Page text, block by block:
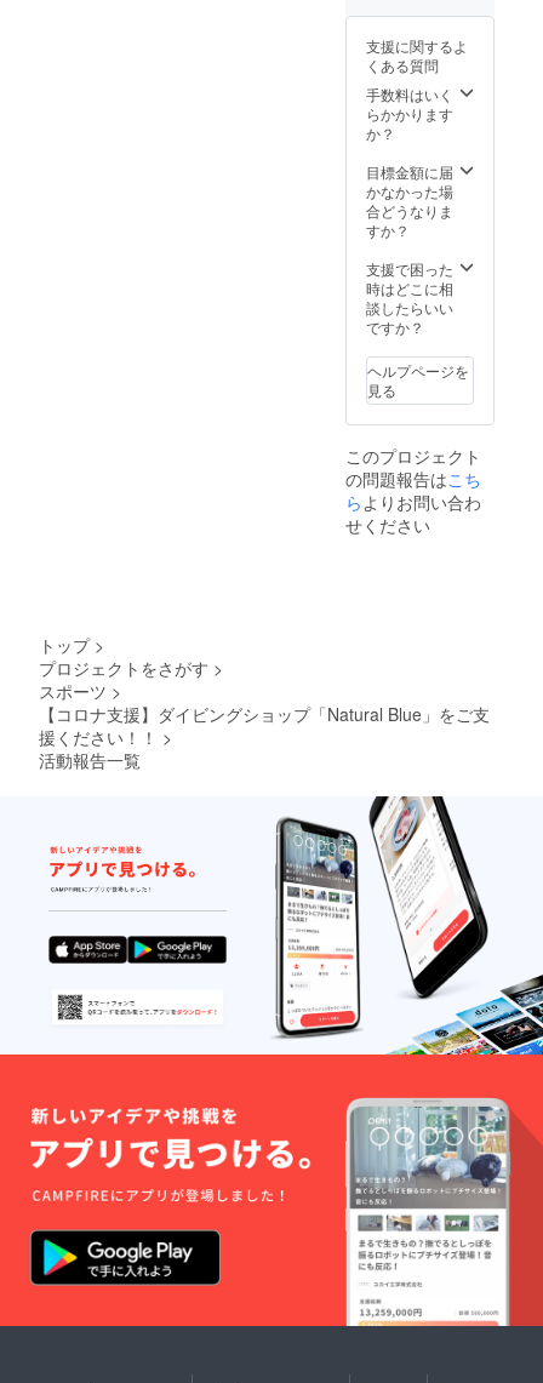
す。ご
都合許
す場合
は、上
乗せで
ご支援
変嬉し
いで
す。
させて
す。 ※
テキス
ト代、
申請
料、器
タル
代、全
て含ま
れてい
※ご支援
をして
いただ
く際に
せ支
援』を
するこ
とがで
す。ご
都合許
す場合
は、上
乗せで
支援に関するよ
くある質問
手数料はいく
らかかります
か？
目標金額に届
かなかった場
合どうなりま
すか？
支援で困った
時はどこに相
談したらいい
ですか？
ヘルプページを
見る
このプロジェクト
の問題報告はこち
ら よりお問い合わ
せください
トップ >
プロジェクトをさがす >
スポーツ >
【コロナ支援】ダイビングショップ「Natural Blue」をご支
援ください！！ >
活動報告一覧